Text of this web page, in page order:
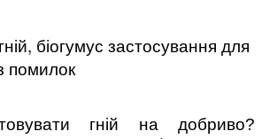
біогумус застосування для
помилок
гній на добриво?